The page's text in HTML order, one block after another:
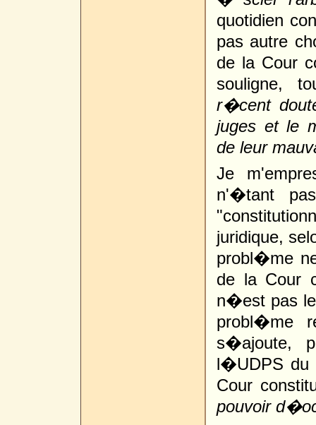
quotidien
pas autre
de la Cour
souligne,
r�cent
juges et le
de leur
Je
n'�tant
juridique,
probl�me
de la Cour
n�est pas
probl�me
s�ajoute,
l�UDPS du
Cour
pouvoir